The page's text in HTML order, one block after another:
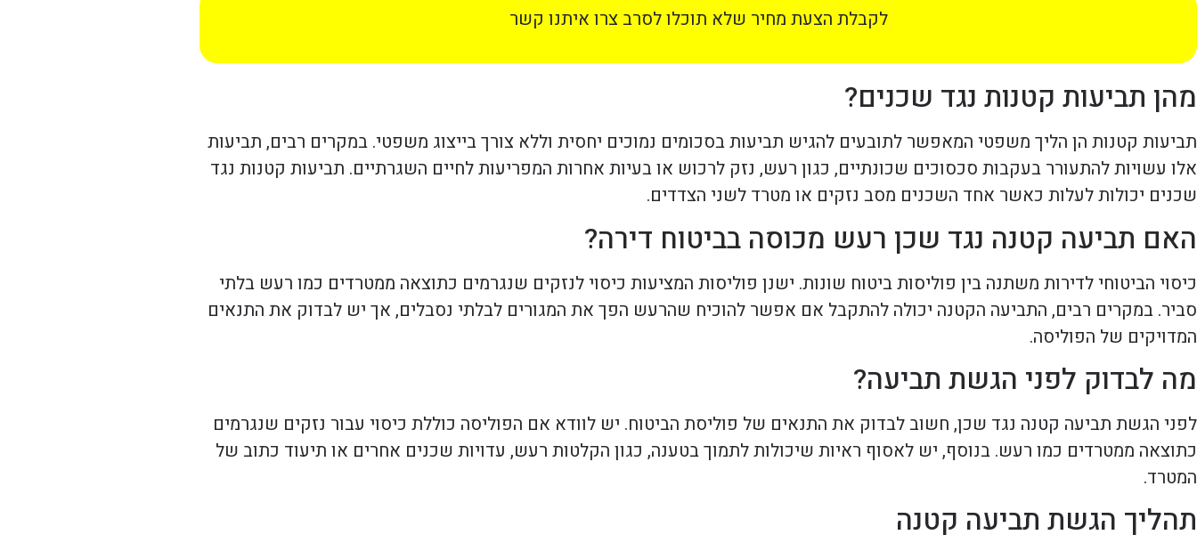
לקבלת הצעת מחיר שלא תוכלו לסרב צרו איתנו קשר
מהן תביעות קטנות נגד שכנים?
תביעות קטנות הן הליך משפטי המאפשר לתובעים להגיש תביעות בסכומים נמוכים יחסית וללא צורך בייצוג משפטי. במקרים רבים, תביעות
אלו עשויות להתעורר בעקבות סכסוכים שכונתיים, כגון רעש, נזק לרכוש או בעיות אחרות המפריעות לחיים השגרתיים. תביעות קטנות נגד
שכנים יכולות לעלות כאשר אחד השכנים מסב נזקים או מטרד לשני הצדדים.
האם תביעה קטנה נגד שכן רעש מכוסה בביטוח דירה?
כיסוי הביטוחי לדירות משתנה בין פוליסות ביטוח שונות. ישנן פוליסות המציעות כיסוי לנזקים שנגרמים כתוצאה ממטרדים כמו רעש בלתי
סביר. במקרים רבים, התביעה הקטנה יכולה להתקבל אם אפשר להוכיח שהרעש הפך את המגורים לבלתי נסבלים, אך יש לבדוק את התנאים
המדויקים של הפוליסה.
מה לבדוק לפני הגשת תביעה?
לפני הגשת תביעה קטנה נגד שכן, חשוב לבדוק את התנאים של פוליסת הביטוח. יש לוודא אם הפוליסה כוללת כיסוי עבור נזקים שנגרמים
כתוצאה ממטרדים כמו רעש. בנוסף, יש לאסוף ראיות שיכולות לתמוך בטענה, כגון הקלטות רעש, עדויות שכנים אחרים או תיעוד כתוב של
המטרד.
תהליך הגשת תביעה קטנה